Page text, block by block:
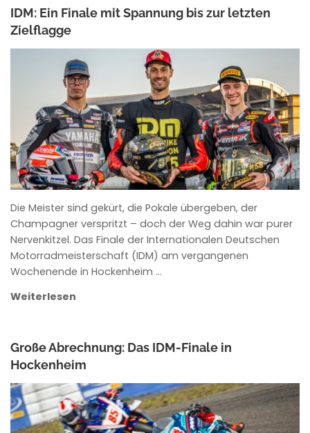
IDM: Ein Finale mit Spannung bis zur letzten
Zielflagge
ANKE WIECZOREK
Die Meister sind gekürt, die Pokale übergeben, der
Champagner verspritzt – doch der Weg dahin war purer
Nervenkitzel. Das Finale der Internationalen Deutschen
Motorradmeisterschaft (IDM) am vergangenen
Wochenende in Hockenheim …
Weiterlesen
Große Abrechnung: Das IDM-Finale in
Hockenheim
ANKE WIECZOREK